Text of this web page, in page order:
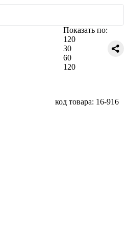
Показать по:
120
30
60
120
код товара: 16-916